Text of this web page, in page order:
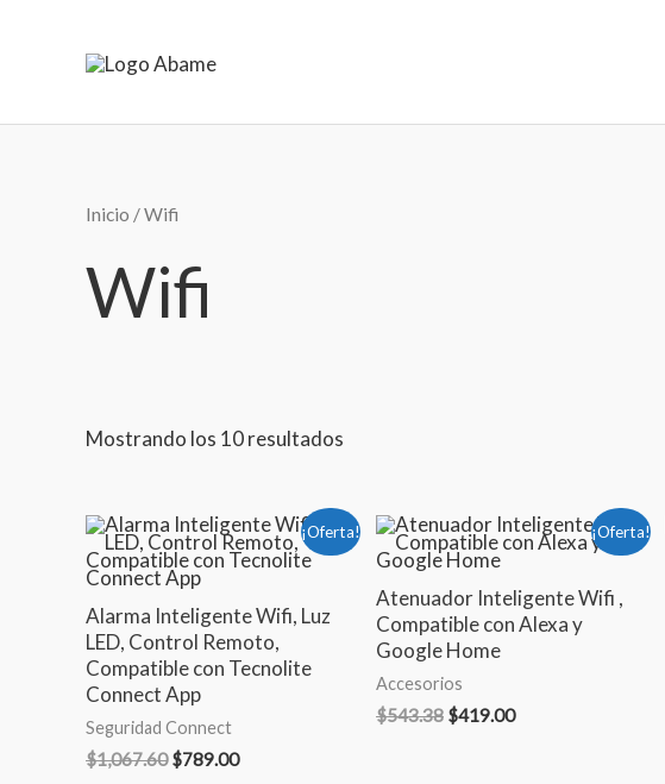
Inicio / Wifi
Wifi
Mostrando los 10 resultados
¡Oferta!
Alarma Inteligente Wifi, Luz
LED, Control Remoto,
Compatible con Tecnolite
Connect App
Seguridad Connect
$1,067.60
El
precio
original
era:
$1,067.60.
$789.00
El
precio
actual
$789.00.
¡Oferta!
Atenuador Inteligente Wifi ,
Compatible con Alexa y
Google Home
Accesorios
$543.38
El
precio
original
era:
$543.38.
$419.00
El
precio
es:
$419.00.